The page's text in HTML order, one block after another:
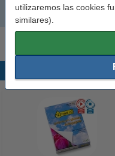
utilizaremos las cookies
similares).
Verde